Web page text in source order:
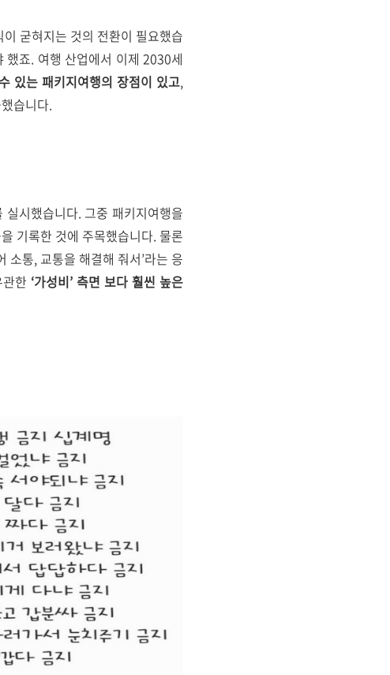
굳혀지는 것의 전환이 필요했습
했죠. 여행 산업에서 이제 2030세
있는 패키지여행의 장점이 있고,
습니다.
시했습니다. 그중 패키지여행을
기록한 것에 주목했습니다. 물론
소통, 교통을 해결해 줘서’라는 응
한 ‘가성비’ 측면 보다 훨씬 높은